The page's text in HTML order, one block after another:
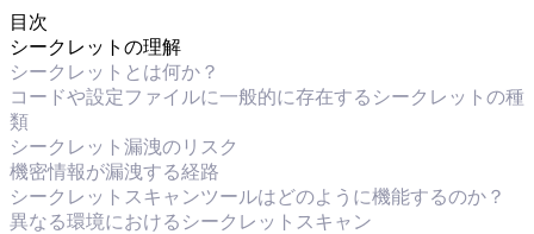
目次
シークレットの理解
シークレットとは何か？
コードや設定ファイルに一般的に存在するシークレットの種
類
シークレット漏洩のリスク
機密情報が漏洩する経路
シークレットスキャンツールはどのように機能するのか？
異なる環境におけるシークレットスキャン